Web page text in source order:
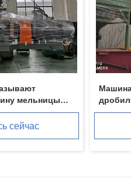
мельницы
RDF никакой
сейчас